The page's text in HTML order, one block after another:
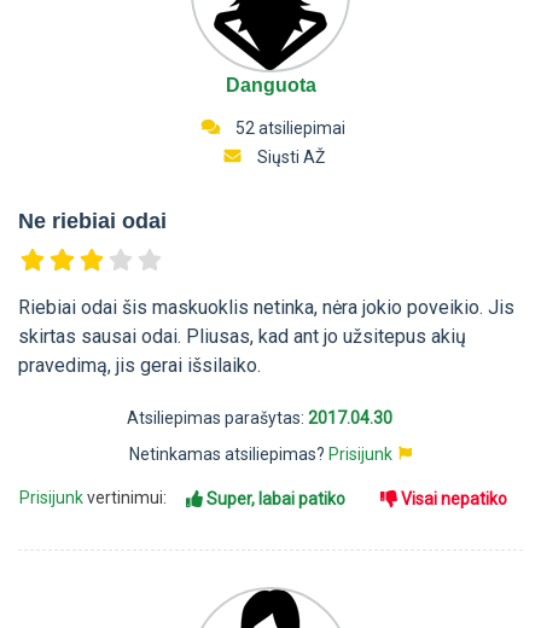
Danguota
52 atsiliepimai
Siųsti AŽ
Ne riebiai odai
Riebiai odai šis maskuoklis netinka, nėra jokio poveikio. Jis
skirtas sausai odai. Pliusas, kad ant jo užsitepus akių
pravedimą, jis gerai išsilaiko.
Atsiliepimas parašytas: 2017.04.30
Netinkamas atsiliepimas? Prisijunk
Prisijunkvertinimui: Super, labai patiko Visai nepatiko